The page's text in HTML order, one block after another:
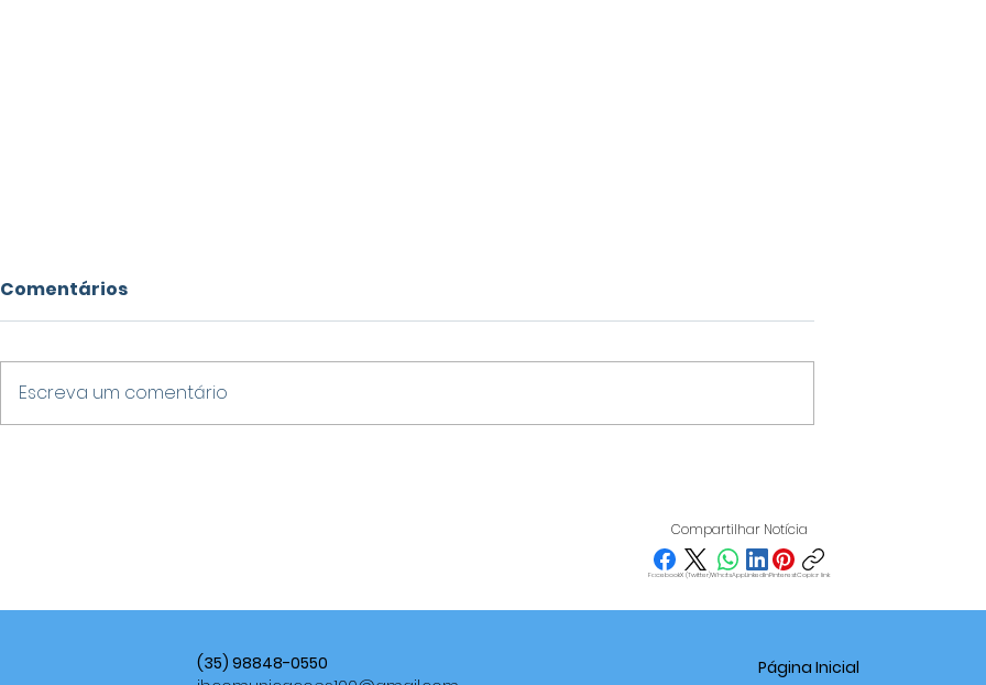
BRASIL ATÉ SEXTA-FEIRA
PRÓXIMO AO CAMPUS DA
UNIFAL EM VARGINHA
Comentários
Escreva um comentário
Compartilhar Notícia
FacebookX (Twitter)WhatsAppLinkedInPinterestCopiar link
(35) 98848-0550
Página Inicial